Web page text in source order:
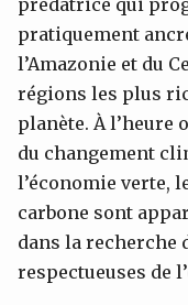
prédatrice qui
pratiquement
l’Amazonie et du
régions les plus
planète. À l’heure
du changement
l’économie verte,
carbone sont
dans la recherche
respectueuses de